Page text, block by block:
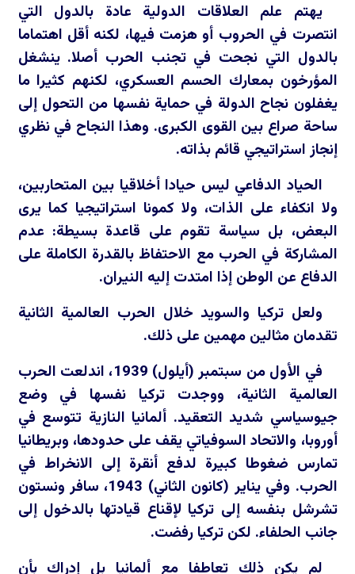
يهتم علم العلاقات الدولية عادة بالدول التي
انتصرت في الحروب أو هزمت فيها، لكنه أقل اهتماما
بالدول التي نجحت في تجنب الحرب أصلا. ينشغل
المؤرخون بمعارك الحسم العسكري، لكنهم كثيرا ما
يغفلون نجاح الدولة في حماية نفسها من التحول إلى
ساحة صراع بين القوى الكبرى. وهذا النجاح في نظري
إنجاز استراتيجي قائم بذاته.
الحياد الدفاعي ليس حيادا أخلاقيا بين المتحاربين،
ولا انكفاء على الذات، ولا كمونا استراتيجيا كما يرى
البعض، بل سياسة تقوم على قاعدة بسيطة: عدم
المشاركة في الحرب مع الاحتفاظ بالقدرة الكاملة على
الدفاع عن الوطن إذا امتدت إليه النيران.
ولعل تركيا والسويد خلال الحرب العالمية الثانية
تقدمان مثالين مهمين على ذلك.
في الأول من سبتمبر (أيلول) 1939، اندلعت الحرب
العالمية الثانية، ووجدت تركيا نفسها في وضع
جيوسياسي شديد التعقيد. ألمانيا النازية تتوسع في
أوروبا، والاتحاد السوفياتي يقف على حدودها، وبريطانيا
تمارس ضغوطا كبيرة لدفع أنقرة إلى الانخراط في
الحرب. وفي يناير (كانون الثاني) 1943، سافر ونستون
تشرشل بنفسه إلى تركيا لإقناع قيادتها بالدخول إلى
جانب الحلفاء. لكن تركيا رفضت.
لم يكن ذلك تعاطفا مع ألمانيا بل إدراك بأن